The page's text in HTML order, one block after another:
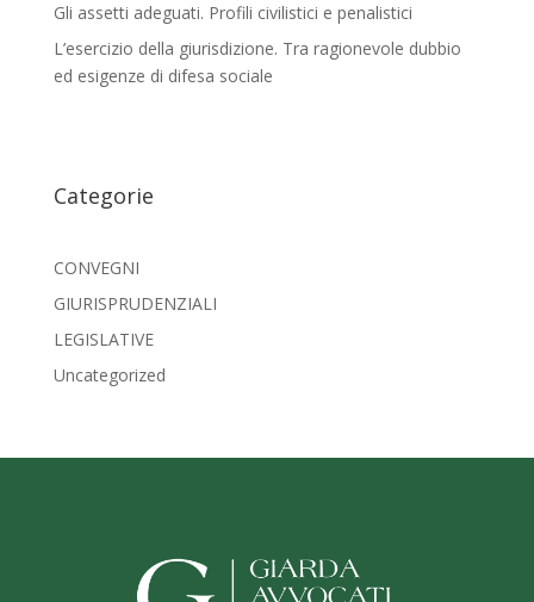
Gli assetti adeguati. Profili civilistici e penalistici
L’esercizio della giurisdizione. Tra ragionevole dubbio
ed esigenze di difesa sociale
Categorie
CONVEGNI
GIURISPRUDENZIALI
LEGISLATIVE
Uncategorized